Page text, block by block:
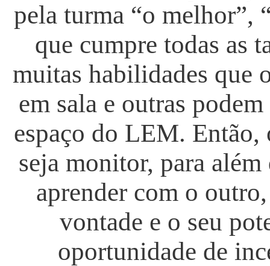
pela turma “o melhor”,
que cumpre todas as
muitas habilidades que
em sala e outras
espaço do LEM. Então,
seja monitor, para
aprender com o
vontade e o seu
oportunidade de